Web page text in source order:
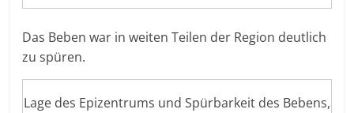
Das Beben war in weiten Teilen der Region deutlich
zu spüren.
Lage des Epizentrums und Spürbarkeit des Bebens,